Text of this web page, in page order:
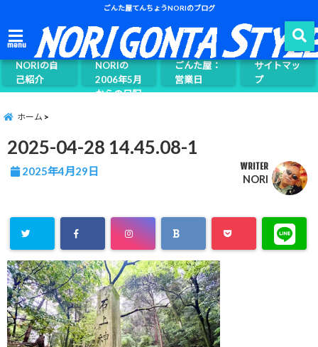
ごんた屋てんちょうNORIのブログ
menu
NORIの自
己紹介
ごんた屋て
んちょう
NORIの
2006年5月
からの日記
ごんた屋：
営業日
サイトマッ
プ
ホーム
2025-04-28 14.45.08-1
2025年4月29日 WRITER
NORI